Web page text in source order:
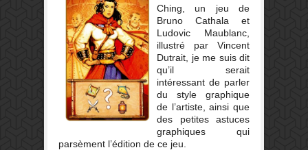
Ching, un jeu de
Bruno Cathala et
Ludovic Maublanc,
illustré par Vincent
Dutrait, je me suis dit
qu’il serait
intéressant de parler
du style graphique
de l’artiste, ainsi que
des petites astuces
graphiques qui
parsèment l’édition de ce jeu.